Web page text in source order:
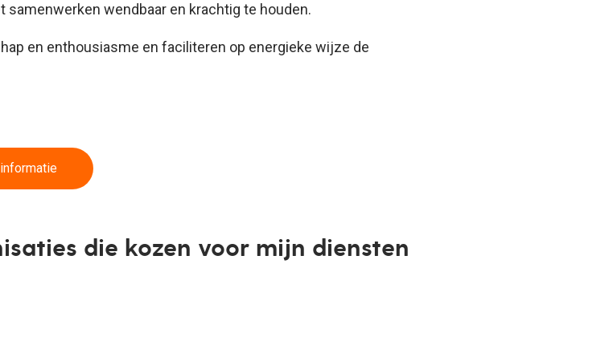
wendbaar en krachtig te houden.
en enthousiasme en faciliteren op energieke wijze de
die kozen voor mijn diensten